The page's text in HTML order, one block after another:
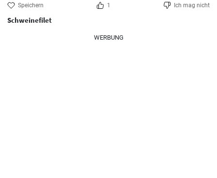
Speichern 1 Ich mag nicht
Schweinefilet
WERBUNG